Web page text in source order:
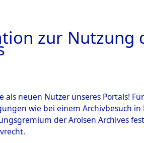
0008
zur Nutzung
als neuen Nutzer unseres Portals!
wie bei einem Archivbesuch
der Arolsen Archives